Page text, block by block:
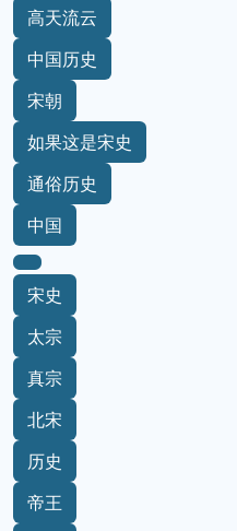
高天流云
中国历史
宋朝
如果这是宋史
通俗历史
中国
宋史
太宗
真宗
北宋
历史
帝王